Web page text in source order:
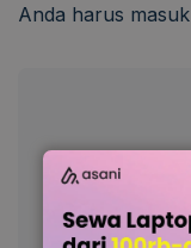
Anda harus masuk